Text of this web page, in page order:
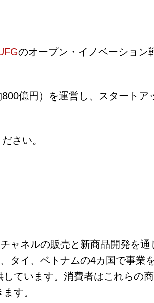
のオープン・イノベーション
億円）を運営し、スタート
さい。
ャネルの販売と新商品開発を
タイ、ベトナムの4カ国で事業
ています。消費者はこれらの
す。